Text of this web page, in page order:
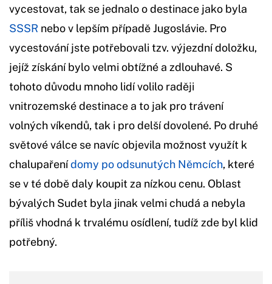
vycestovat, tak se jednalo o destinace jako byla
SSSR nebo v lepším případě Jugoslávie. Pro
vycestování jste potřebovali tzv. výjezdní doložku,
jejíž získání bylo velmi obtížné a zdlouhavé. S
tohoto důvodu mnoho lidí volilo raději
vnitrozemské destinace a to jak pro trávení
volných víkendů, tak i pro delší dovolené. Po druhé
světové válce se navíc objevila možnost využít k
chalupařenídomy po odsunutých Němcích, které
se v té době daly koupit za nízkou cenu. Oblast
bývalých Sudet byla jinak velmi chudá a nebyla
příliš vhodná k trvalému osídlení, tudíž zde byl klid
potřebný.